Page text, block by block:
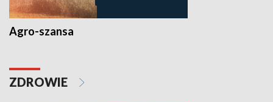
Agro-szansa
ZDROWIE